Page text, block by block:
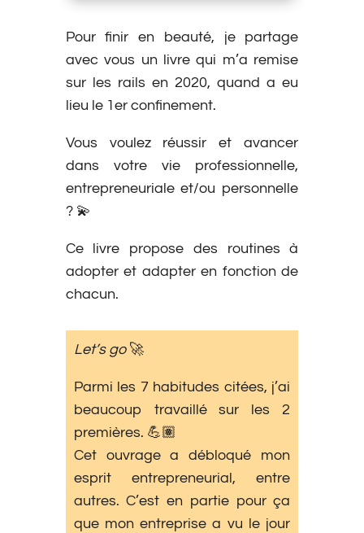
Pour finir en beauté, je partage
avec vous un livre qui m’a remise
sur les rails en 2020, quand a eu
lieu le 1er confinement.
Vous voulez réussir et avancer
dans votre vie professionnelle,
entrepreneuriale et/ou personnelle
? 💫
Ce livre propose des routines à
adopter et adapter en fonction de
chacun.
Let’s go🚀
Parmi les 7 habitudes citées, j’ai
beaucoup travaillé sur les 2
premières. 💪🏽
Cet ouvrage a débloqué mon
esprit entrepreneurial, entre
autres. C’est en partie pour ça
que mon entreprise a vu le jour